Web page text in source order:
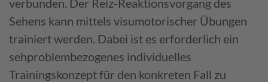
Sehens kann mittels visumotorischer Übungen
trainiert werden. Dabei ist es erforderlich ein
sehproblembezogenes individuelles
Trainingskonzept für den konkreten Fall zu